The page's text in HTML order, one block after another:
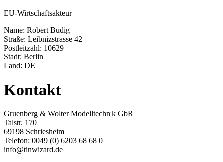
EU-Wirtschaftsakteur
Name: Robert Budig
Straße: Leibnizstrasse 42
Postleitzahl: 10629
Stadt: Berlin
Land: DE
Kontakt
Gruenberg & Wolter Modelltechnik GbR
Talstr. 170
69198 Schriesheim
Telefon: 0049 (0) 6203 68 68 0
info@tinwizard.de